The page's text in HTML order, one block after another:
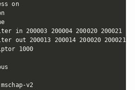
on
200003 200004 200020 200021
200013 200014 200020 200021
1000
v2